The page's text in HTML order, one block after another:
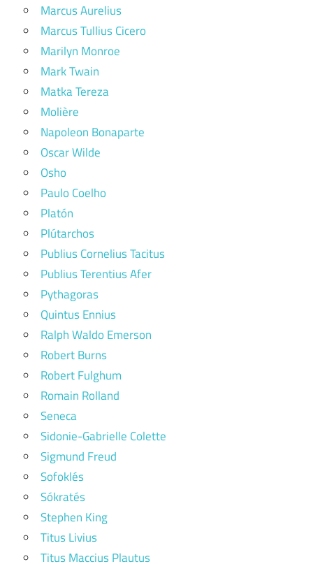
Marcus Aurelius
Marcus Tullius Cicero
Marilyn Monroe
Mark Twain
Matka Tereza
Molière
Napoleon Bonaparte
Oscar Wilde
Osho
Paulo Coelho
Platón
Plútarchos
Publius Cornelius Tacitus
Publius Terentius Afer
Pythagoras
Quintus Ennius
Ralph Waldo Emerson
Robert Burns
Robert Fulghum
Romain Rolland
Seneca
Sidonie-Gabrielle Colette
Sigmund Freud
Sofoklés
Sókratés
Stephen King
Titus Livius
Titus Maccius Plautus